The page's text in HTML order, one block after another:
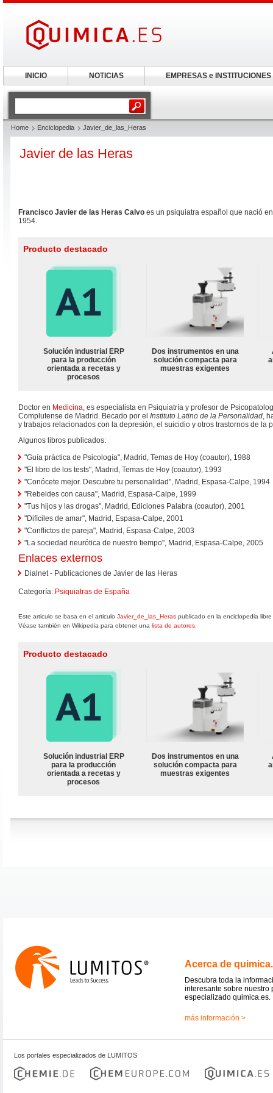
Home Enciclopedia Javier_de_las_Heras
Javier de las Heras
Francisco Javier de las Heras Calvo es un psiquiatra español que nació
1954.
Producto destacado
Solución industrial ERP
para la producción
orientada a recetas y
procesos
Dos instrumentos en una
solución compacta para
muestras exigentes
Doctor en Medicina, es especialista en Psiquiatría y profesor de
Complutense de Madrid. Becado por el Instituto Latino de la Personalidad,
y trabajos relacionados con la depresión, el suicidio y otros trastornos de la
Algunos libros publicados:
"Guía práctica de Psicología", Madrid, Temas de Hoy (coautor), 1988
"El libro de los tests", Madrid, Temas de Hoy (coautor), 1993
"Conócete mejor. Descubre tu personalidad", Madrid, Espasa-Calpe, 1994
"Rebeldes con causa", Madrid, Espasa-Calpe, 1999
"Tus hijos y las drogas", Madrid, Ediciones Palabra (coautor), 2001
"Difíciles de amar", Madrid, Espasa-Calpe, 2001
"Conflictos de pareja", Madrid, Espasa-Calpe, 2003
"La sociedad neurótica de nuestro tiempo", Madrid, Espasa-Calpe, 2005
Enlaces externos
Dialnet - Publicaciones de Javier de las Heras
Categoría: Psiquiatras de España
Este articulo se basa en el articulo Javier_de_las_Heras publicado en la enciclopedia
Véase también en Wikipedia para obtener una lista de autores
Producto destacado
Solución industrial ERP
para la producción
orientada a recetas y
procesos
Dos instrumentos en una
solución compacta para
muestras exigentes
Acerca de
Descubra toda la
interesante sobre nuestro
especializado quimica.es.
más información >
Los portales especializados de LUMITOS
INICIO NOTICIAS EMPRESAS e INSTITUCIONES